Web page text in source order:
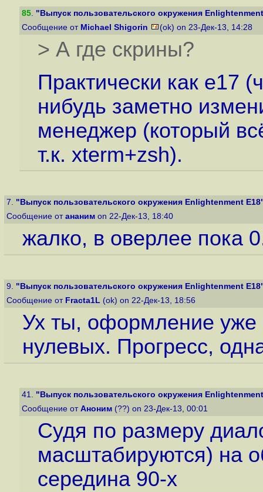
85. "Выпуск пользовательского окружения
Сообщение от Michael Shigorin (ok) on 23-Дек-13, 14:28
> А где скрины?
Практически как e17
нибудь заметно
менеджер (который
т.к. xterm+zsh).
7. "Выпуск пользовательского окружения Enlightenment
Сообщение от ананим on 22-Дек-13, 18:40
жалко, в оверлее пока
9. "Выпуск пользовательского окружения Enlightenment
Сообщение от Fracta1L (ok) on 22-Дек-13, 18:56
Ух ты, оформление уже
нулевых. Прогресс,
41. "Выпуск пользовательского окружения
Сообщение от Аноним (??) on 23-Дек-13, 00:01
Судя по размеру
масштабируются) на
середина 90-х